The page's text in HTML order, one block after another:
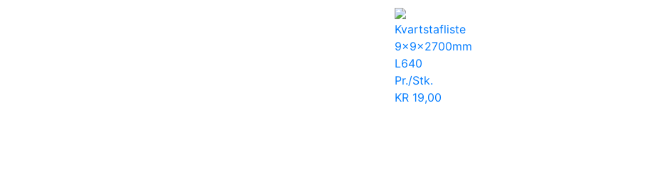
Kvartstafliste
9x9x2700mm
L640
Pr./Stk.
KR 19,00